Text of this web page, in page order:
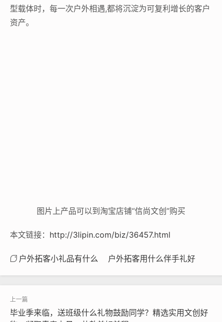
型载体时，每一次户外相遇,都将沉淀为可复利增长的客户
资产。
图片上产品可以到淘宝店铺“信尚文创”购买
本文链接： http://3lipin.com/biz/36457.html
户外拓客小礼品有什么 户外拓客用什么伴手礼好
毕业季来临，送班级什么礼物鼓励同学？精选实用文创好